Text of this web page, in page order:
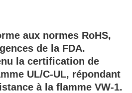
aux normes RoHS,
de la FDA.
la certification de
UL/C-UL, répondant
à la flamme VW-1.